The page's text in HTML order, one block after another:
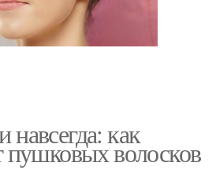
как
пушковых волосков